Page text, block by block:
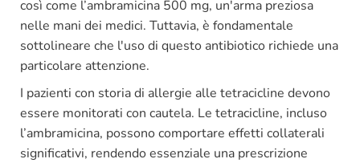
così come l’ambramicina 500 mg, un'arma preziosa
nelle mani dei medici. Tuttavia, è fondamentale
sottolineare che l'uso di questo antibiotico richiede una
particolare attenzione.
I pazienti con storia di allergie alle tetracicline devono
essere monitorati con cautela. Le tetracicline, incluso
l’ambramicina, possono comportare effetti collaterali
significativi, rendendo essenziale una prescrizione